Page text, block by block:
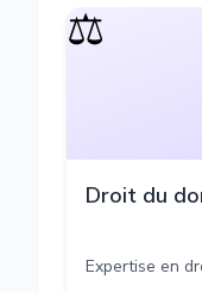
⚖️
Droit du
Expertise en